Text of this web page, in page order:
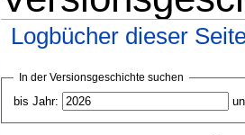
Logbücher dieser
In der Versionsgeschichte suchen
bis Jahr: